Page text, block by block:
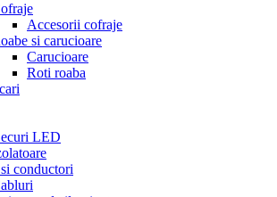
Accesorii cofraje
si carucioare
Carucioare
Roti roaba
LED
conductori